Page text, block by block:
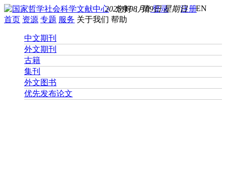
您好， 请登录 注册EN
2026年08月09日 星期日
首页 资源 专题 服务 关于我们 帮助
中文期刊
外文期刊
古籍
集刊
外文图书
优先发布论文